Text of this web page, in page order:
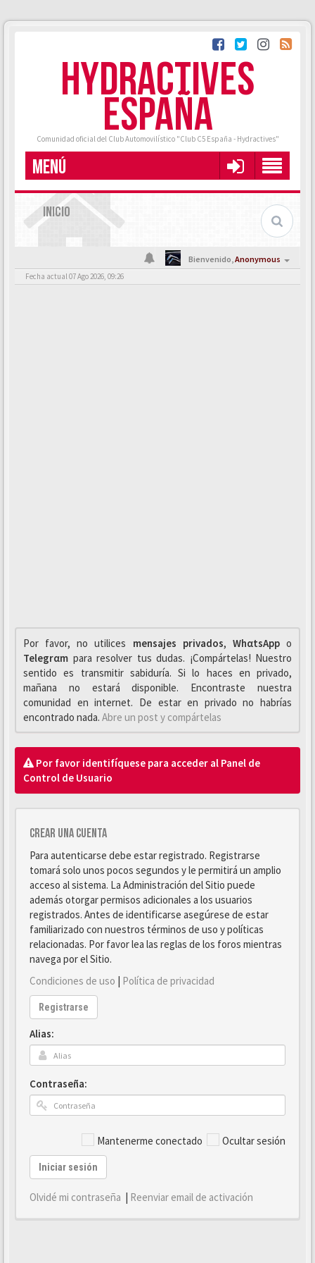
HYDRACTIVES
ESPAÑA
Comunidad oficial del Club Automovilístico "Club C5 España - Hydractives"
MENÚ
INICIO
Bienvenido,Anonymous
Fecha actual 07 Ago 2026, 09:26
Por favor, no utilices mensajes privados, WhαtsAppo
Telegrαm para resolver tus dudas. ¡Compártelas! Nuestro
sentido es transmitir sabiduría. Si lo haces en privado,
mañana no estará disponible. Encontraste nuestra
comunidad en internet. De estar en privado no habrías
encontrado nada. Abre un post y compártelas
Por favor identifíquese para acceder al Panel de
Control de Usuario
Crear una cuenta
Para autenticarse debe estar registrado. Registrarse
tomará solo unos pocos segundos y le permitirá un amplio
acceso al sistema. La Administración del Sitio puede
además otorgar permisos adicionales a los usuarios
registrados. Antes de identificarse asegúrese de estar
familiarizado con nuestros términos de uso y políticas
relacionadas. Por favor lea las reglas de los foros mientras
navega por el Sitio.
Condiciones de uso | Política de privacidad
Registrarse
Alias:
Contraseña:
Mantenerme conectado Ocultar sesión
Iniciar sesión
Olvidé mi contraseña | Reenviar email de activación